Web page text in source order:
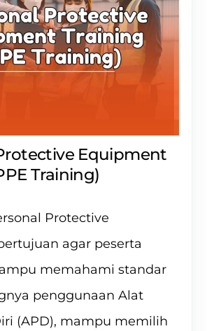
Equipment
Training)
Protective
agar peserta
memahami standar
penggunaan Alat
(APD), mampu memilih